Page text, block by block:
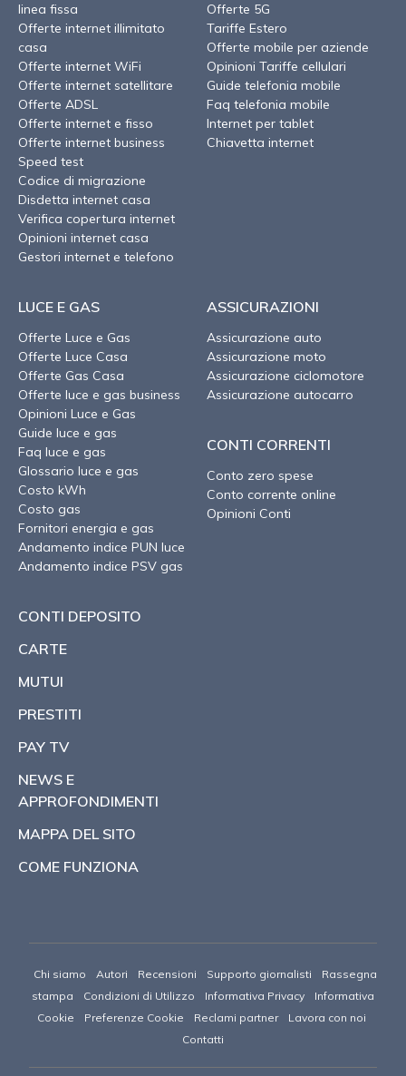
linea fissa
Offerte internet illimitato
casa
Offerte internet WiFi
Offerte internet satellitare
Offerte ADSL
Offerte internet e fisso
Offerte internet business
Speed test
Codice di migrazione
Disdetta internet casa
Verifica copertura internet
Opinioni internet casa
Gestori internet e telefono
Offerte 5G
Tariffe Estero
Offerte mobile per aziende
Opinioni Tariffe cellulari
Guide telefonia mobile
Faq telefonia mobile
Internet per tablet
Chiavetta internet
LUCE E GAS
Offerte Luce e Gas
Offerte Luce Casa
Offerte Gas Casa
Offerte luce e gas business
Opinioni Luce e Gas
Guide luce e gas
Faq luce e gas
Glossario luce e gas
Costo kWh
Costo gas
Fornitori energia e gas
Andamento indice PUN luce
Andamento indice PSV gas
ASSICURAZIONI
Assicurazione auto
Assicurazione moto
Assicurazione ciclomotore
Assicurazione autocarro
CONTI CORRENTI
Conto zero spese
Conto corrente online
Opinioni Conti
CONTI DEPOSITO
CARTE
MUTUI
PRESTITI
PAY TV
NEWS E
APPROFONDIMENTI
MAPPA DEL SITO
COME FUNZIONA
Chi siamo Autori Recensioni Supporto giornalisti
Rassegna
stampa
Condizioni di Utilizzo Informativa Privacy
Informativa
Cookie
Preferenze Cookie Reclami partner
Lavora con noi
Contatti